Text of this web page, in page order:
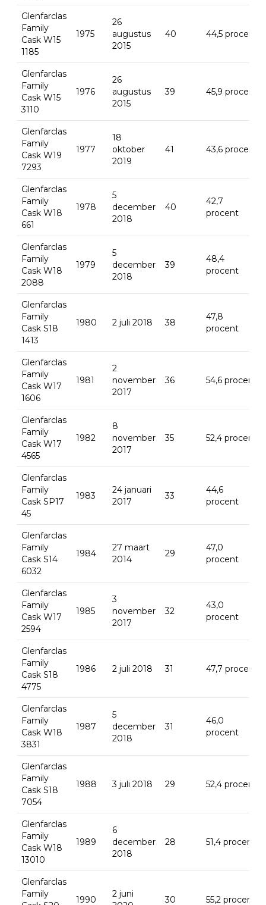
Glenfarclas
Family
Cask W15
1185
1975
26
augustus
2015
40 44,5 procent
Glenfarclas
Family
Cask W15
3110
1976
26
augustus
2015
39 45,9 procent
Glenfarclas
Family
Cask W19
7293
1977
18
oktober
2019
41 43,6 procent
Glenfarclas
Family
Cask W18
661
1978
5
december
2018
40
42,7
procent
Glenfarclas
Family
Cask W18
2088
1979
5
december
2018
39
48,4
procent
Glenfarclas
Family
Cask S18
1413
1980 2 juli 2018 38
47,8
procent
Glenfarclas
Family
Cask W17
1606
1981
2
november
2017
36 54,6 procent
Glenfarclas
Family
Cask W17
4565
1982
8
november
2017
35 52,4 procent
Glenfarclas
Family
Cask SP17
45
1983
24 januari
2017
33
44,6
procent
Glenfarclas
Family
Cask S14
6032
1984
27 maart
2014
29
47,0
procent
Glenfarclas
Family
Cask W17
2594
1985
3
november
2017
32
43,0
procent
Glenfarclas
Family
Cask S18
4775
1986 2 juli 2018 31 47,7 procent
Glenfarclas
Family
Cask W18
3831
1987
5
december
2018
31
46,0
procent
Glenfarclas
Family
Cask S18
7054
1988 3 juli 2018 29 52,4 procent
Glenfarclas
Family
Cask W18
13010
1989
6
december
2018
28 51,4 procent
Glenfarclas
Family
1990
2 juni
30 55,2 procent